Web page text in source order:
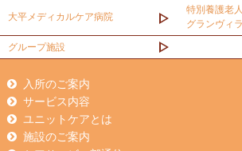
大平メディカルケア病院
特別養護老
グランヴィ
グループ施設
入所のご案内
サービス内容
ユニットケアとは
施設のご案内